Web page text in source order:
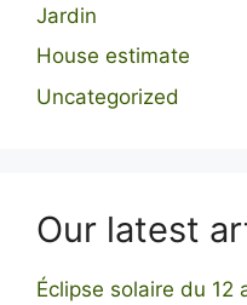
Jardin
House estimate
Uncategorized
Our latest
Éclipse solaire du 12